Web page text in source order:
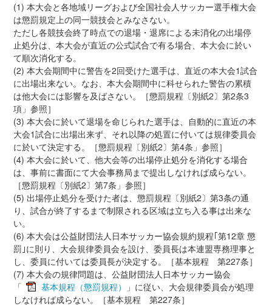
(1) 本大会と各地域リーグおよび全国社会人サッカー選手権大会
は懲罰規定上の同一競技会とみなさない。
ただし各競技会終了時点での退場・退席による未消化の出場停
止処分は、本大会が直近の公式試合で有る場合、本大会に於い
て順次消化する。
(2) 本大会期間中に警告を2回受けた選手は、直近の本大会1試合
に出場出来ない。なお、本大会期間中に科せられた警告の累積
は他大会には影響を及ばさない。［懲罰規程〔別紙2〕第2条3
項」参照］
(3) 本大会に於いて退場を命じられた選手は、自動的に直近の本
大会1試合に出場出来ず、それ以降の処置に付いては規律委員会
に於いて決定する。［懲罰規程〔別紙2〕第4条」参照］
(4) 本大会に於いて、他大会等の出場停止処分を消化する場合
は、事前に書面にて大会事務局まで提出しなければ成らない。
［懲罰規程〔別紙2〕第7条」参照］
(5) 出場停止処分を受けた者は、懲罰規程〔別紙2〕第3条の通
り、試合が終了するまで制限される区域は立ち入る事は出来な
い。
(6) 本大会は公益財団法人日本サッカー協会規約規程｢第12章 懲
罰｣に則り、大会規律委員会を設け、委員長は本連盟専務理事と
し、委員に付いては委員長が決定する。［基本規程 第227条］
(7) 本大会の規律問題は、公益財団法人日本サッカー協会
「
基本規程（懲罰規程）
」に従い、大会規律委員会が処理
しなければ成らない。［基本規程 第227条］